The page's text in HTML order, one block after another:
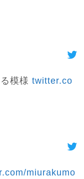
模様 twitter.co
miurakumo